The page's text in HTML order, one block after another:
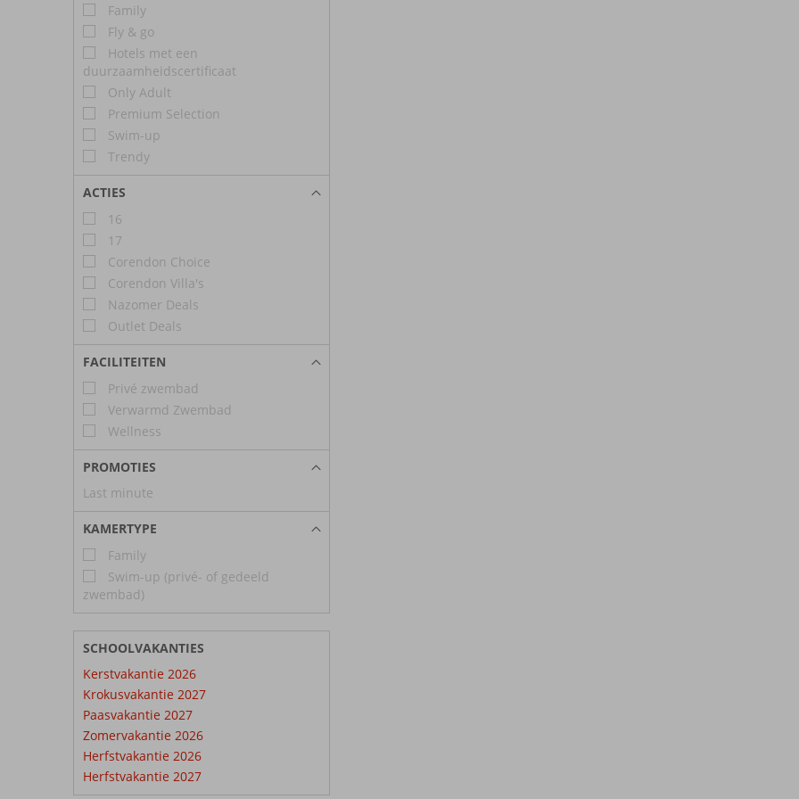
Family
Fly & go
Hotels met een
duurzaamheidscertificaat
Only Adult
Premium Selection
Swim-up
Trendy
ACTIES
16
17
Corendon Choice
Corendon Villa's
Nazomer Deals
Outlet Deals
FACILITEITEN
Privé zwembad
Verwarmd Zwembad
Wellness
PROMOTIES
Last minute
KAMERTYPE
Family
Swim-up (privé- of gedeeld
zwembad)
SCHOOLVAKANTIES
Kerstvakantie 2026
Krokusvakantie 2027
Paasvakantie 2027
Zomervakantie 2026
Herfstvakantie 2026
Herfstvakantie 2027